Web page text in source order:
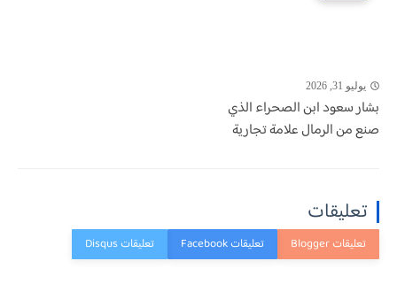
يوليو 31, 2026
بشار سعود ابن الصحراء الذي
صنع من الرمال علامة تجارية
تعليقات